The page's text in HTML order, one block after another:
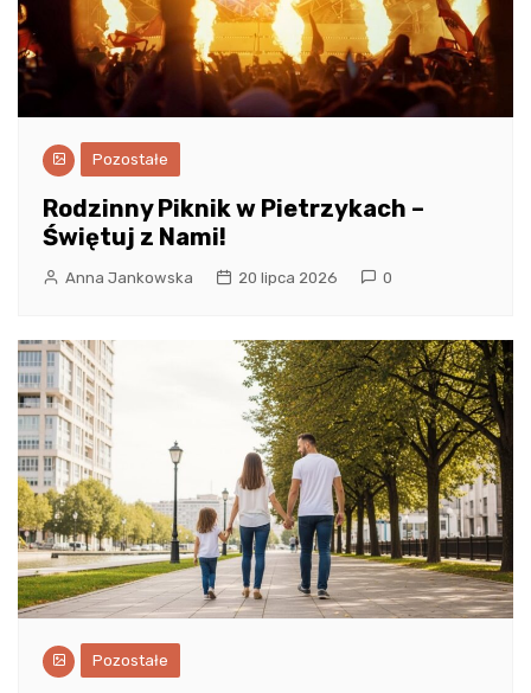
Pozostałe
Rodzinny Piknik w Pietrzykach –
Świętuj z Nami!
Anna Jankowska 20 lipca 2026 0
Pozostałe